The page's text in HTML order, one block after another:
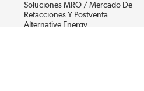
Soluciones MRO / Mercado De
Refacciones Y Postventa
Alternative Energy